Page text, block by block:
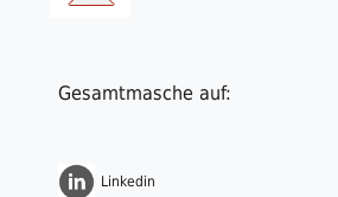
Gesamtmasche auf:
Linkedin